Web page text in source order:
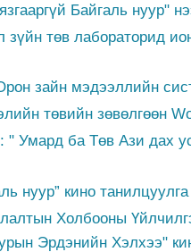
Байгаль нуур"
зүйн төв лабораторид
зайн мэдээллийн
төвийн зөвөлгөөн
" Умард ба Төв Ази дах
нуур” кино
Холбооны
Эрдэнийн Хэлхээ"